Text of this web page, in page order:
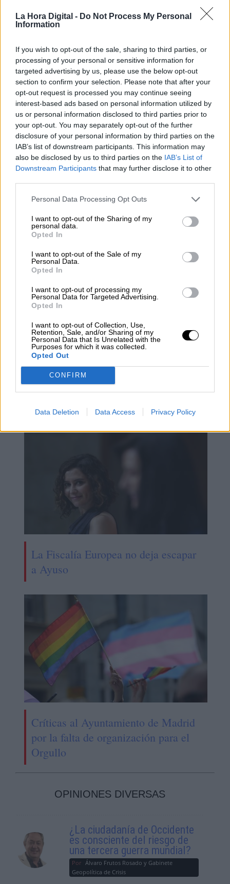
La Hora Digital - Do Not Process My Personal
Information
If you wish to opt-out of the sale, sharing to third parties, or
processing of your personal or sensitive information for
targeted advertising by us, please use the below opt-out
section to confirm your selection. Please note that after your
opt-out request is processed you may continue seeing
interest-based ads based on personal information utilized by
us or personal information disclosed to third parties prior to
your opt-out. You may separately opt-out of the further
disclosure of your personal information by third parties on the
IAB’s list of downstream participants. This information may
also be disclosed by us to third parties on the IAB’s List of
Downstream Participants that may further disclose it to other
Personal Data Processing Opt Outs
I want to opt-out of the Sharing of my
personal data.
Opted In
I want to opt-out of the Sale of my
Personal Data.
Opted In
I want to opt-out of processing my
Personal Data for Targeted Advertising.
Opted In
I want to opt-out of Collection, Use,
Retention, Sale, and/or Sharing of my
Personal Data that Is Unrelated with the
Purposes for which it was collected.
Opted Out
CONFIRM
Data Deletion Data Access Privacy Policy
quiere un acuerdo con el Partido
Popular
Fallece la joven apuñalada por su
expareja en Parla
Madrid intensifica la seguridad para
La Fiscalía Europea no deja escapar
a Ayuso
Críticas al Ayuntamiento de Madrid
por la falta de organización para el
Orgullo
OPINIONES DIVERSAS
¿La ciudadanía de Occidente
es consciente del riesgo de
una tercera guerra mundial?
Por Álvaro Frutos Rosado y Gabinete
Geopolítica de Crisis